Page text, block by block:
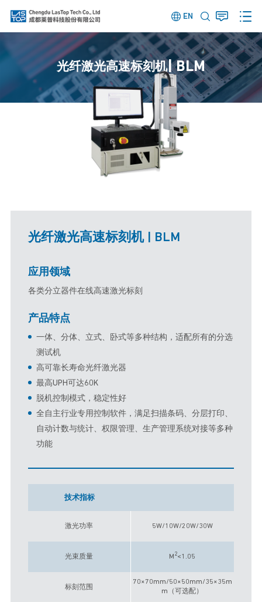
EN
光纤激光高速标刻机| BLM
光纤激光高速标刻机| BLM
应用领域
各类分立器件在线高速激光标刻
产品特点
一体、分体、立式、卧式等多种结构，适配所有的分选
测试机
高可靠长寿命光纤激光器
最高UPH可达60K
脱机控制模式，稳定性好
全自主行业专用控制软件，满足扫描条码、分层打印、
自动计数与统计、权限管理、生产管理系统对接等多种
功能
技术指标
激光功率 5W/10W/20W/30W
光束质量 M 2<1.05
标刻范围
70×70mm/50×50mm/35×35m
m（可选配）